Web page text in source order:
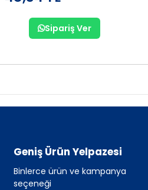
Sipariş Ver
Geniş Ürün Yelpazesi
Binlerce ürün ve kampanya
seçeneği